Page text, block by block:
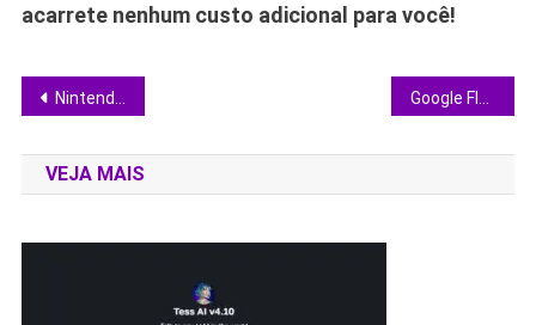
acarrete nenhum custo adicional para você!
Navegação
de
Post
Nintendo: veja a evolução dos consoles da Color TV-Game ao Switch 2
VEJA MAIS